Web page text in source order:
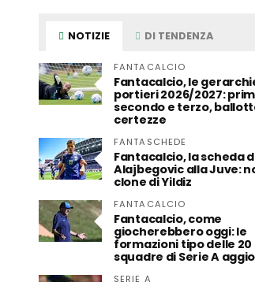
NOTIZIE DI TENDENZA
FANTACALCIO
Fantacalcio, le
portieri 2026/2027:
secondo e terzo,
certezze
FANTASCHEDE
Fantacalcio, la scheda
Alajbegovic alla Juve:
clone di Yildiz
FANTACALCIO
Fantacalcio, come
giocherebbero oggi: le
formazioni tipo delle 20
squadre di Serie A
SERIE A